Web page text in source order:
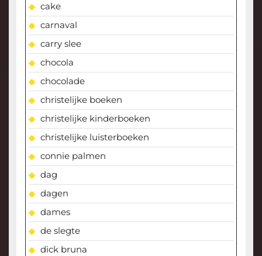
cake
carnaval
carry slee
chocola
chocolade
christelijke boeken
christelijke kinderboeken
christelijke luisterboeken
connie palmen
dag
dagen
dames
de slegte
dick bruna